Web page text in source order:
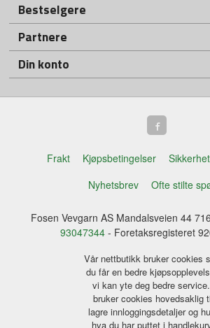
Bestselgere
Partnere
Din konto
Frakt Kjøpsbetingelser
Nyhetsbrev
Ofte stilte
Fosen Vevgarn AS Mandalsveien 44
93047344- Foretaksregisteret
Vår nettbutikk bruker cookies
du får en bedre
vi kan yte deg bedre
bruker cookies hovedsaklig
lagre innloggingsdetaljer og
hva du har puttet i